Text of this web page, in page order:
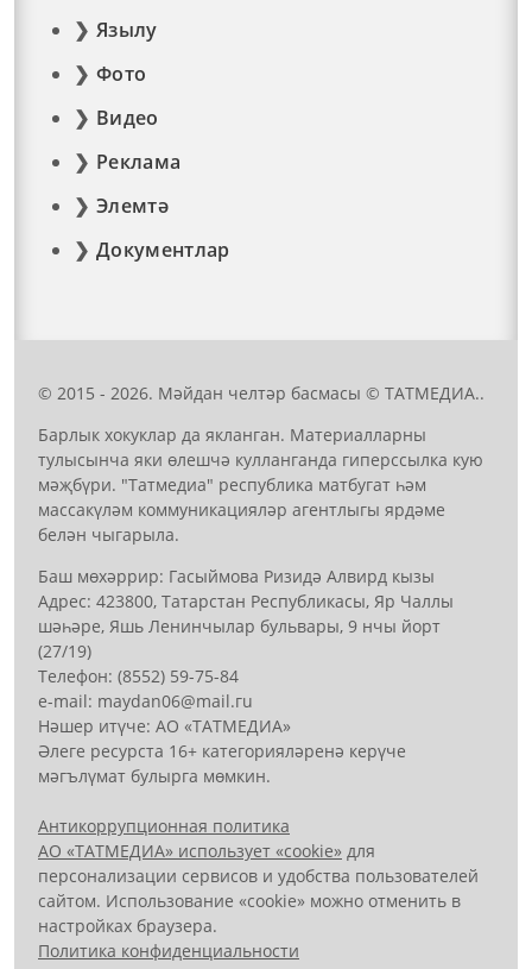
Язылу
Фото
Видео
Реклама
Элемтә
Документлар
© 2015 - 2026. Мәйдан челтәр басмасы © ТАТМЕДИА..
Барлык хокуклар да якланган. Материалларны
тулысынча яки өлешчә кулланганда гиперссылка кую
мәҗбүри. "Татмедиа" республика матбугат һәм
массакүләм коммуникацияләр агентлыгы ярдәме
белән чыгарыла.
Баш мөхәррир: Гасыймова Ризидә Алвирд кызы
Адрес: 423800, Татарстан Республикасы, Яр Чаллы
шәһәре, Яшь Ленинчылар бульвары, 9 нчы йорт
(27/19)
Телефон: (8552) 59-75-84
е-mail: mауdаn06@mail.гu
Нәшер итүче: АО «ТАТМЕДИА»
Әлеге ресурста 16+ категорияләренә керүче
мәгълүмат булырга мөмкин.
Антикоррупционная политика
АО «ТАТМЕДИА» использует «cookie» для
персонализации сервисов и удобства пользователей
сайтом. Использование «cookie» можно отменить в
настройках браузера.
Политика конфиденциальности